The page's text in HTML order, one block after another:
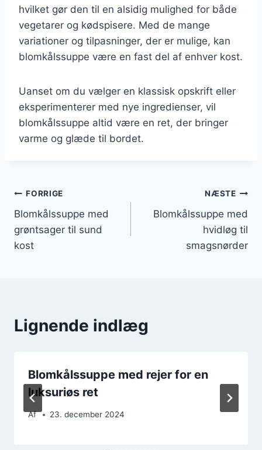
hvilket gør den til en alsidig mulighed for både
vegetarer og kødspisere. Med de mange
variationer og tilpasninger, der er mulige, kan
blomkålssuppe være en fast del af enhver kost.
Uanset om du vælger en klassisk opskrift eller
eksperimenterer med nye ingredienser, vil
blomkålssuppe altid være en ret, der bringer
varme og glæde til bordet.
Indlægsnavigation
FORRIGE
Blomkålssuppe med
grøntsager til sund
kost
NÆSTE
Blomkålssuppe med
hvidløg til
smagsnørder
Lignende indlæg
Blomkålssuppe med rejer for en
luksuriøs ret
Af 23. december 2024